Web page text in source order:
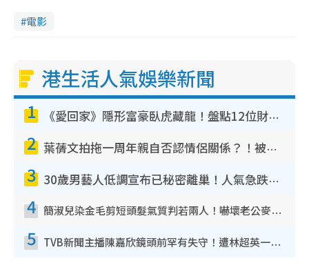
電影
港生活人氣娛樂新聞
1 《愛回家》隱形富豪臥虎藏龍！盤點12位財氣逼人的有錢藝人：呢位靚女3億身家唔憂做
2 葉蒨文拍拖一周年親自否認情侶關係？！被質疑感情造假竟稱GM「普通同事」
3 30歲男藝人低調宣布已秘密離巢！人氣急跌變失蹤人口︰「這幾年過得並不容易」
4 簡淑兒染金毛剪短頭髮氣質判若兩人！嚇壞老公麥大力都認唔出：「你做咩事？」
5 TVB新聞主播陳嘉欣鏡頭前罕有失守！遭林超英一句說話突襲嚇親當場大笑